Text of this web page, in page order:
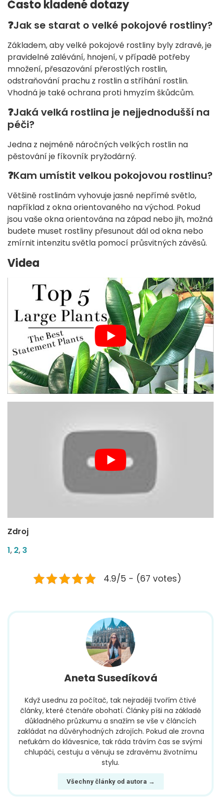
Často kladené dotazy
❓Jak se starat o velké pokojové rostliny?
Základem, aby velké pokojové rostliny byly zdravé, je
pravidelné zalévání, hnojení, v případě potřeby
množení, přesazování přerostlých rostlin,
odstraňování prachu z rostlin a stříhání rostlin.
Vhodná je také ochrana proti hmyzím škůdcům.
❓Jaká velká rostlina je nejjednodušší na
péči?
Jedna z nejméně náročných velkých rostlin na
pěstování je fíkovník pryžodárný.
❓Kam umístit velkou pokojovou rostlinu?
Většině rostlinám vyhovuje jasné nepřímé světlo,
například z okna orientovaného na východ. Pokud
jsou vaše okna orientována na západ nebo jih, možná
budete muset rostliny přesunout dál od okna nebo
zmírnit intenzitu světla pomocí průsvitných závěsů.
Videa
Zdroj
1, 2, 3
4.9/5 - (67 votes)
Aneta Susedíková
Když usednu za počítač, tak nejraději tvořím čtivé
články, které čtenáře obohatí. Články píši na základě
důkladného průzkumu a snažím se vše v článcích
zakládat na důvěryhodných zdrojích. Pokud ale zrovna
neťukám do klávesnice, tak ráda trávím čas se svými
chlupáči, cestuju a věnuju se zdravému životnímu
stylu.
Všechny články od autora →